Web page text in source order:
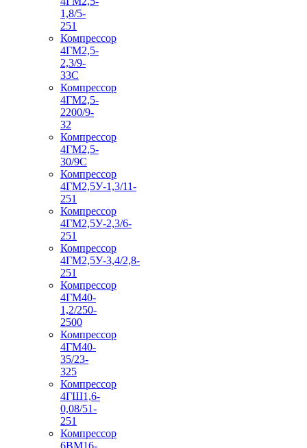
1,8/5-
251
Компрессор
4ГМ2,5-
2,3/9-
33С
Компрессор
4ГМ2,5-
2200/9-
32
Компрессор
4ГМ2,5-
30/9С
Компрессор
4ГМ2,5У-1,3/11-
251
Компрессор
4ГМ2,5У-2,3/6-
251
Компрессор
4ГМ2,5У-3,4/2,8-
251
Компрессор
4ГМ40-
1,2/250-
2500
Компрессор
4ГМ40-
35/23-
325
Компрессор
4ГШ1,6-
0,08/51-
251
Компрессор
6ВМ16-